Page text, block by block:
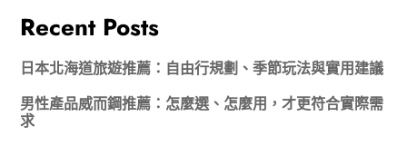
Recent Posts
日本北海道旅遊推薦：自由行規劃、季節玩法與實用建議
男性產品威而鋼推薦：怎麼選、怎麼用，才更符合實際需
求